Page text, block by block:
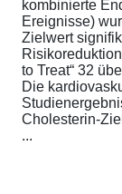
kombinierte
Ereignisse)
Zielwert
to Treat“ 32
Die
Cholesterin-
...